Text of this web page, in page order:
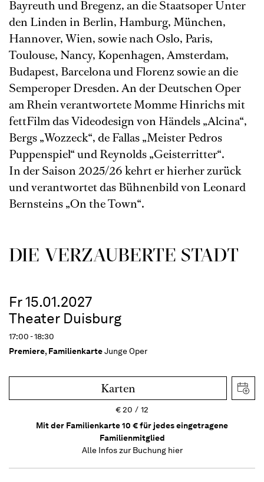
Bayreuth und Bregenz, an die Staatsoper Unter
den Linden in Berlin, Hamburg, München,
Hannover, Wien, sowie nach Oslo, Paris,
Toulouse, Nancy, Kopenhagen, Amsterdam,
Budapest, Barcelona und Florenz sowie an die
Semperoper Dresden. An der Deutschen Oper
am Rhein verantwortete Momme Hinrichs mit
fettFilm das Videodesign von Händels „Alcina“,
Bergs „Wozzeck“, de Fallas „Meister Pedros
Puppenspiel“ und Reynolds „Geisterritter“.
In der Saison 2025/26 kehrt er hierher zurück
und verantwortet das Bühnenbild von Leonard
Bernsteins „On the Town“.
DIE VERZAUBERTE STADT
Fr 15.01.2027
Theater Duisburg
17:00 - 18:30
Premiere, FamilienkarteJunge Oper
Karten
€20
12
Mit der Familienkarte 10 € für jedes eingetragene
Familienmitglied
Alle Infos zur Buchung hier